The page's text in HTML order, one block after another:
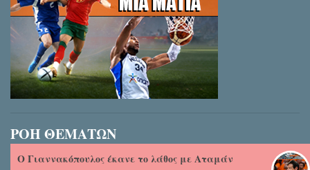
ΡΟΗ ΘΕΜΑΤΩΝ
Ο Γιαννακόπουλος έκανε το λάθος με Αταμάν